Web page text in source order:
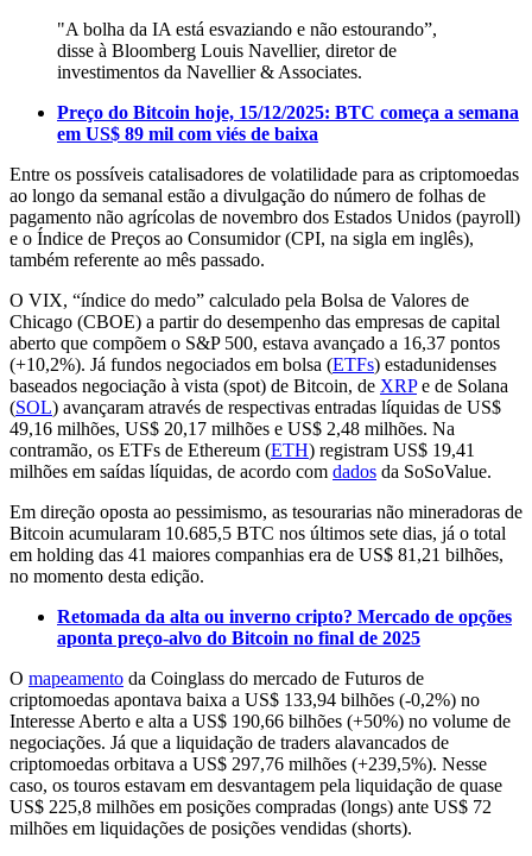
"A bolha da IA está esvaziando e não estourando”,
disse à Bloomberg Louis Navellier, diretor de
investimentos da Navellier & Associates.
Preço do Bitcoin hoje, 15/12/2025: BTC começa a semana
em US$ 89 mil com viés de baixa
Entre os possíveis catalisadores de volatilidade para as criptomoedas
ao longo da semanal estão a divulgação do número de folhas de
pagamento não agrícolas de novembro dos Estados Unidos (payroll)
e o Índice de Preços ao Consumidor (CPI, na sigla em inglês),
também referente ao mês passado.
O VIX, “índice do medo” calculado pela Bolsa de Valores de
Chicago (CBOE) a partir do desempenho das empresas de capital
aberto que compõem o S&P 500, estava avançado a 16,37 pontos
(+10,2%). Já fundos negociados em bolsa (ETFs) estadunidenses
baseados negociação à vista (spot) de Bitcoin, de XRPe de Solana
(SOL) avançaram através de respectivas entradas líquidas de US$
49,16 milhões, US$ 20,17 milhões e US$ 2,48 milhões. Na
contramão, os ETFs de Ethereum (ETH) registram US$ 19,41
milhões em saídas líquidas, de acordo com dados da SoSoValue.
Em direção oposta ao pessimismo, as tesourarias não mineradoras de
Bitcoin acumularam 10.685,5 BTC nos últimos sete dias, já o total
em holding das 41 maiores companhias era de US$ 81,21 bilhões,
no momento desta edição.
Retomada da alta ou inverno cripto? Mercado de opções
aponta preço-alvo do Bitcoin no final de 2025
O mapeamento da Coinglass do mercado de Futuros de
criptomoedas apontava baixa a US$ 133,94 bilhões (-0,2%) no
Interesse Aberto e alta a US$ 190,66 bilhões (+50%) no volume de
negociações. Já que a liquidação de traders alavancados de
criptomoedas orbitava a US$ 297,76 milhões (+239,5%). Nesse
caso, os touros estavam em desvantagem pela liquidação de quase
US$ 225,8 milhões em posições compradas (longs) ante US$ 72
milhões em liquidações de posições vendidas (shorts).